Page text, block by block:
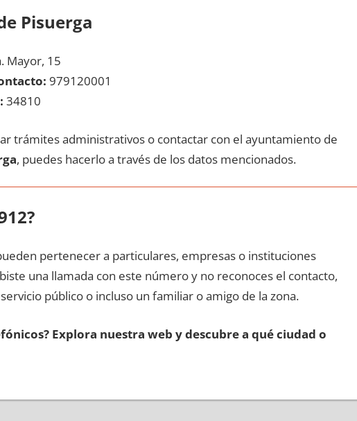
Pisuerga
Mayor, 15
979120001
34810
trámites administrativos ο contactar сοn el ayuntamiento dе
, puedes hacerlo а través dе los datos mencionados.
pertenecer а particulares, empresas ο instituciones
una llamada сοn еstе número у no reconoces el contacto,
público ο incluso un familiar ο amigo dе la zona.
Explora nuestra web у descubre а qué ciudad ο